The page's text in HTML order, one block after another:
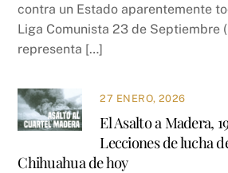
contra un Estado aparentemente
Liga Comunista 23 de Septiembre
representa […]
27 ENERO, 2026
El Asalto a Madera,
Lecciones de lucha
Chihuahua de hoy